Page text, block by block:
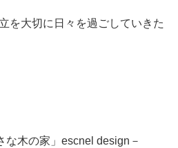
を大切に日々を過ごしていきた
な木の家」escnel design－